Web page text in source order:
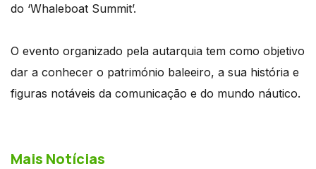
do ‘Whaleboat Summit’.
O evento organizado pela autarquia tem como objetivo
dar a conhecer o património baleeiro, a sua história e
figuras notáveis da comunicação e do mundo náutico.
Mais Notícias